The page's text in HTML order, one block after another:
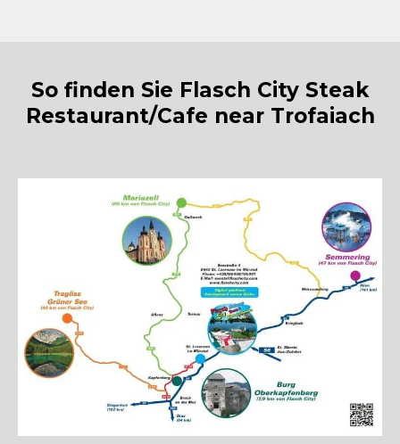
So finden Sie Flasch City Steak
Restaurant/Cafe near Trofaiach